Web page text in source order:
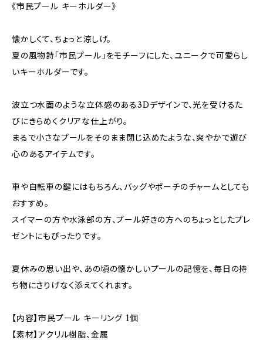
《市民プール キーホルダー》
懐かしくて、ちょっと涼しげ。
夏の風物詩「市民プール」をモチーフにした、ユニークで可愛らし
いキーホルダーです。
波立つ水面のような立体感のある3Dデザインで、光を受けるた
びにきらめくクリアな仕上がり。
まるで小さなプールをそのまま閉じ込めたような、爽やかで遊び
心のあるアイテムです。
車や自転車の鍵にはもちろん、バッグやポーチのチャームとしても
おすすめ。
スイマーの方や水泳部の方、プール好きの方へのちょっとしたプレ
ゼントにもぴったりです。
夏休みの思い出や、あの頃の懐かしいプールの記憶を、毎日の持
ち物にさりげなく添えてくれます。
【内容】市民プール キーリング 1個
【素材】アクリル樹脂、金属